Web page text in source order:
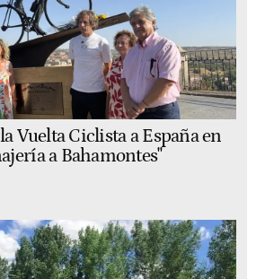
Vuelta Ciclista a España en
a Bahamontes"